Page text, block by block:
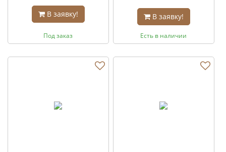
В заявку!
Под заказ
В заявку!
Есть в наличии